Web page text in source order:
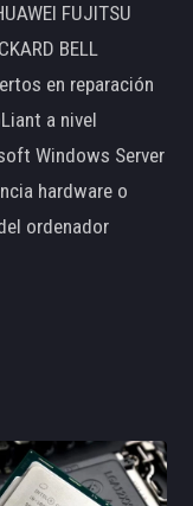
FUJITSU
BELL
en reparación
a nivel
Windows Server
hardware o
ordenador